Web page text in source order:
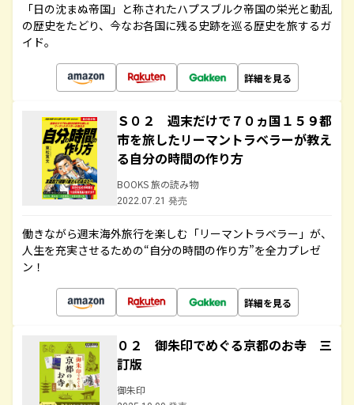
「日の沈まぬ帝国」と称されたハプスブルク帝国の栄光と動乱
の歴史をたどり、今なお各国に残る史跡を巡る歴史を旅するガ
イド。
詳細を見る
Ｓ０２ 週末だけで７０ヵ国１５９都
市を旅したリーマントラベラーが教え
る自分の時間の作り方
BOOKS 旅の読み物
2022.07.21 発売
働きながら週末海外旅行を楽しむ「リーマントラベラー」が、
人生を充実させるための“自分の時間の作り方”を全力プレゼ
ン！
詳細を見る
０２ 御朱印でめぐる京都のお寺 三
訂版
御朱印